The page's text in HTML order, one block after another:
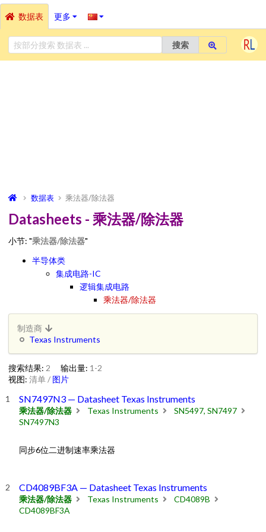
数据表 更多
搜索
数据表 乘法器/除法器
Datasheets - 乘法器/除法器
小节: "乘法器/除法器"
半导体类
集成电路-IC
逻辑集成电路
乘法器/除法器
制造商
Texas Instruments
搜索结果: 2 输出量: 1-2
视图: 清单/ 图片
SN7497N3 — Datasheet Texas Instruments
乘法器/除法器 Texas Instruments
SN5497, SN7497
SN7497N3
同步6位二进制速率乘法器
CD4089BF3A — Datasheet Texas Instruments
乘法器/除法器 Texas Instruments
CD4089B
CD4089BF3A